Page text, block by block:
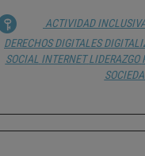
ACTIVIDAD
DERECHOS DIGITALES
SOCIAL INTERNET LIDERAZGO